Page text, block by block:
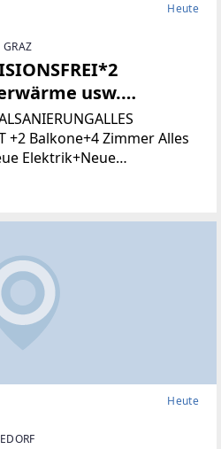
Heute
usw.
+2 Balkone+4 Zimmer Alles
Elektrik+Neue
Parkett+Neue
Heute